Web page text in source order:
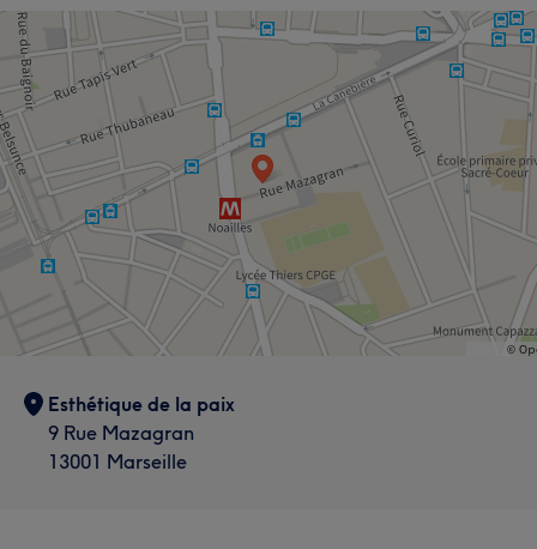
Esthétique de la paix
9 Rue Mazagran
13001 Marseille